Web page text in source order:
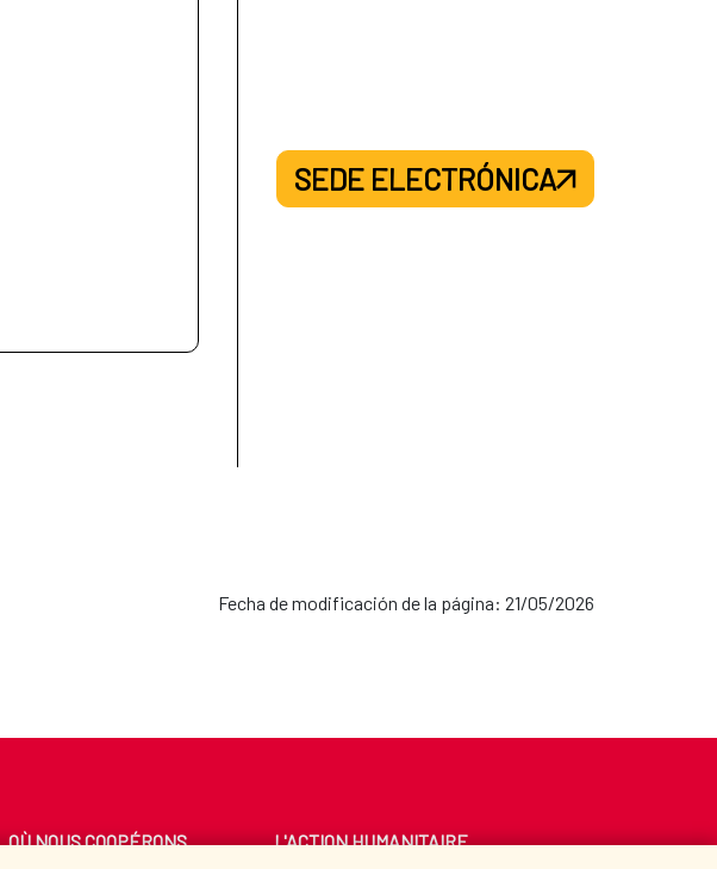
SEDE ELECTRÓNICA
Fecha de modificación de la página: 21/05/2026
OÙ NOUS COOPÉRONS
L'ACTION HUMANITAIRE